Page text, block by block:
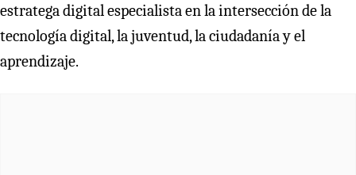
estratega digital especialista en la intersección de la
tecnología digital, la juventud, la ciudadanía y el
aprendizaje.